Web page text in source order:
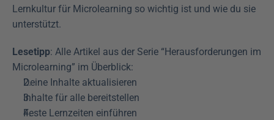
Lernkultur für Microlearning so wichtig ist und wie du sie
unterstützt.
Lesetipp: Alle Artikel aus der Serie “Herausforderungen im
Microlearning” im Überblick:
Deine Inhalte aktualisieren
Inhalte für alle bereitstellen
Feste Lernzeiten einführen